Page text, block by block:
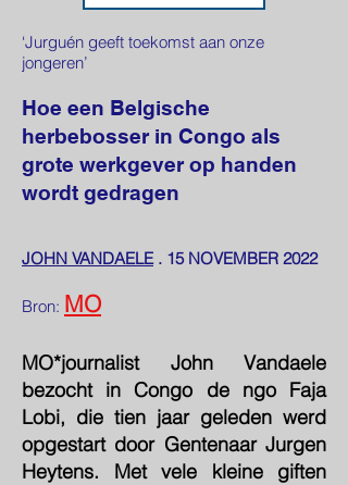
‘Jurguén geeft toekomst aan onze
jongeren’
Hoe een Belgische
herbebosser in Congo als
grote werkgever op handen
wordt gedragen
JOHN VANDAELE. 15 NOVEMBER 2022
Bron: MO
MO*journalist John Vandaele
bezocht in Congo de ngo Faja
Lobi, die tien jaar geleden werd
opgestart door Gentenaar Jurgen
Heytens. Met vele kleine giften